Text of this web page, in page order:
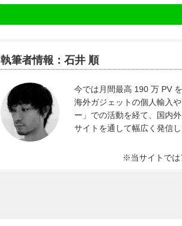
執筆者情報：石井 順
今では月間最高 190 万 PV
海外ガジェットの個人輸入
ー」での活動を経て、国内
サイトを通して幅広く発信し
※当サイトでは